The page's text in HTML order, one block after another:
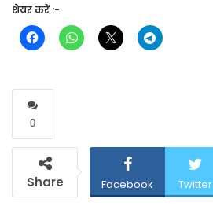
शेयर करें :-
0
Share Facebook Twitter